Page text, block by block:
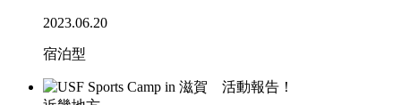
2023.06.20
宿泊型